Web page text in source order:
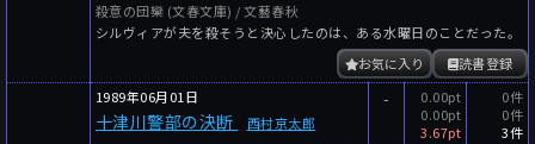
殺意の団欒 (文春文庫) / 文藝春秋
シルヴィアが夫を殺そうと決心したのは、ある水曜日のことだった。
読書登録
お気に入り
1989年06月01日
十津川警部の決断 西村京太郎
-
0.00pt
0.00pt
3.67pt
0件
0件
3件